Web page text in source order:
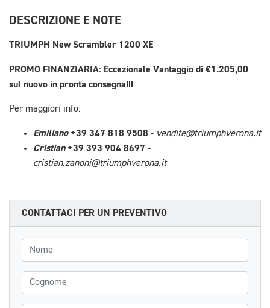
DESCRIZIONE E NOTE
TRIUMPH New Scrambler 1200 XE
PROMO FINANZIARIA: Eccezionale Vantaggio di €1.205,00
sul nuovo in pronta consegna!!!
Per maggiori info:
Emiliano+39 347 818 9508 - vendite@triumphverona.it
Cristian+39 393 904 8697 -
cristian.zanoni@triumphverona.it
CONTATTACI PER UN PREVENTIVO
Nome
Cognome